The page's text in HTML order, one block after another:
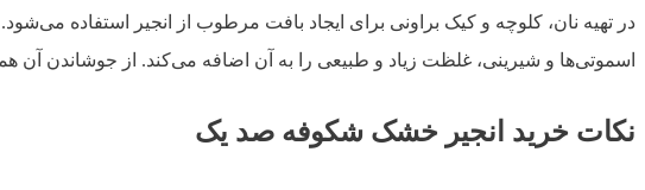
در تهیه نان، کلوچه و کیک براونی برای ایجاد بافت مرطوب از انجیر استفاده
اسموتی‌ها و شیرینی، غلظت زیاد و طبیعی را به آن اضافه می‌کند. از جوشاندن
نکات خرید انجیر خشک شکوفه صد یک